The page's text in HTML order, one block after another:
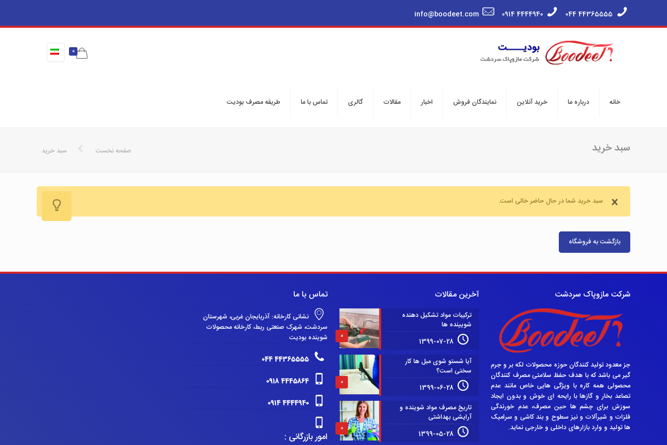
044 44365555
0914 4444940
info@boodeet.com
خانه درباره ما خرید آنلاین نمایندگان فروش اخبار مقالات گالری تماس با ما طریقه مصرف بودیت
0
سبد خرید صفحه نخست سبد خرید
سبد خرید شما در حال حاضر خالی است.
بازگشت به فروشگاه
شرکت مازوپاک سردشت
جز معدود تولید کنندگان حوزه محصولات لکه بر و جرم
گیر می باشد که با هدف حفظ سلامتی مصرف کنندگان
محصولی همه کاره با ویژگی هایی خاص مانند عدم
تصاعد بخار و گازها با رایحه ای خوش و بدون ایجاد
سوزش برای چشم ها حین مصرف، عدم خورندگی
فلزات و شیرآلات و نیز سطوح و بند کاشی و سرامیک
ها تولید و وارد بازارهای داخلی و خارجی نماید.
آخرین مقالات
0
ترکیبات مواد تشکیل دهنده
شویینده ها
1399-07-28
0
آیا شستو شوی مبل ها کار
سختی است؟
1399-06-28
0
تاریخ مصرف مواد شوینده و
آرایشی بهداشتی
1399-05-28
تماس با ما
نشانی کارخانه: آذربایجان غربی، شهرستان
سردشت، شهرک صنعتی ربط، کارخانه محصولات
شوینده بودیت
44365555 044
4445864 0918
4444940 0914
امور بازرگانی :